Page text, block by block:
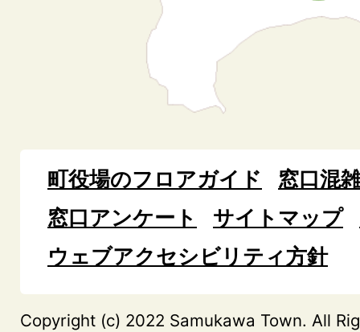
町役場のフロアガイド
窓口混
窓口アンケート
サイトマップ
ウェブアクセシビリティ方針
Copyright (c) 2022 Samukawa Town. All